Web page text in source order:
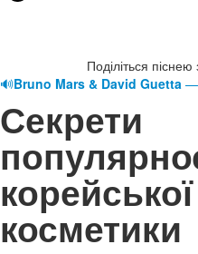
Поділіться
🔊Bruno Mars & David Guetta —
Секрети
корейської
косметики